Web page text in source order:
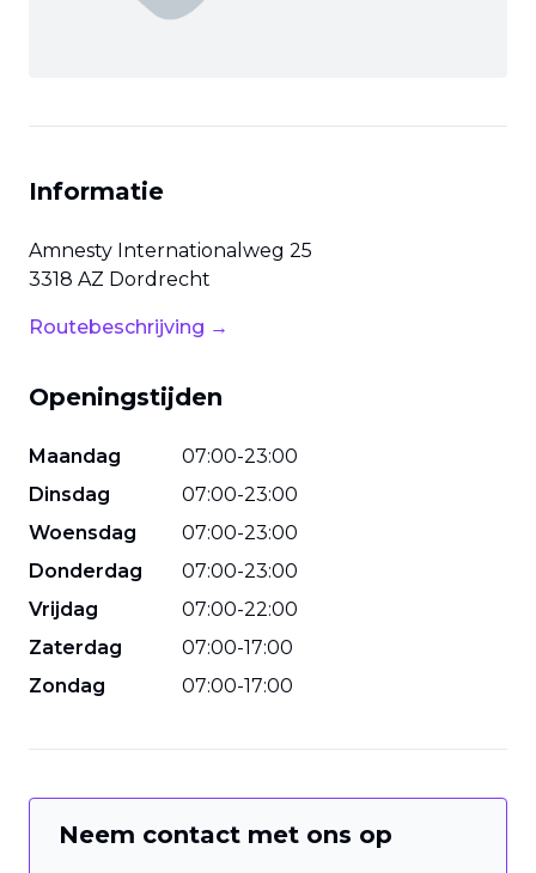
Informatie
Amnesty Internationalweg 25
3318 AZ Dordrecht
Routebeschrijving →
Openingstijden
Maandag 07:00-23:00
Dinsdag
07:00-23:00
Woensdag
07:00-23:00
Donderdag
07:00-23:00
Vrijdag
07:00-22:00
Zaterdag
07:00-17:00
Zondag
07:00-17:00
Neem contact met ons op